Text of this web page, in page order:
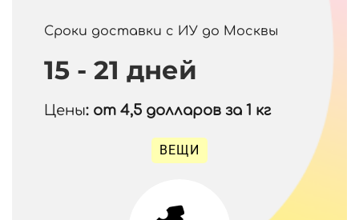
Сроки доставки с ИУ до Москвы
15 - 21 дней
Цены: от 4,5 долларов за 1 кг
ВЕЩИ